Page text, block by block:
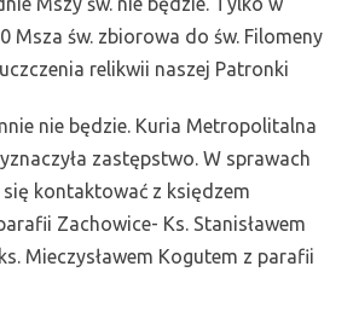
Msza św. zbiorowa do św. Filomeny
relikwii naszej Patronki
nie będzie. Kuria Metropolitalna
zastępstwo. W sprawach
kontaktować z księdzem
Zachowice- Ks. Stanisławem
Mieczysławem Kogutem z parafii